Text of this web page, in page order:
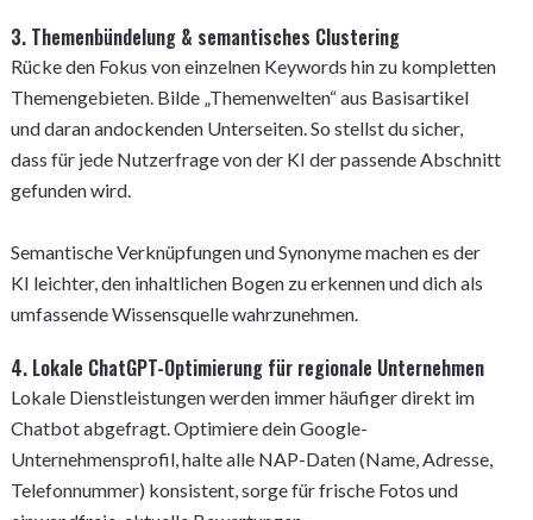
3. Themenbündelung & semantisches Clustering
Rücke den Fokus von einzelnen Keywords hin zu kompletten
Themengebieten. Bilde „Themenwelten“ aus Basisartikel
und daran andockenden Unterseiten. So stellst du sicher,
dass für jede Nutzerfrage von der KI der passende Abschnitt
gefunden wird.
Semantische Verknüpfungen und Synonyme machen es der
KI leichter, den inhaltlichen Bogen zu erkennen und dich als
umfassende Wissensquelle wahrzunehmen.
4. Lokale ChatGPT-Optimierung für regionale Unternehmen
Lokale Dienstleistungen werden immer häufiger direkt im
Chatbot abgefragt. Optimiere dein Google-
Unternehmensprofil, halte alle NAP-Daten (Name, Adresse,
Telefonnummer) konsistent, sorge für frische Fotos und